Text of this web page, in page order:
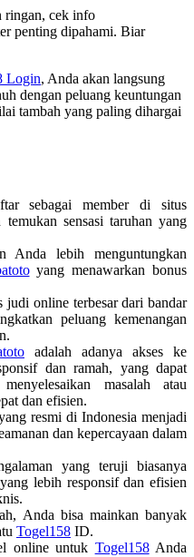
ringan, cek info
penting dipahami. Biar
Login, Anda akan langsung
dengan peluang keuntungan
tambah yang paling dihargai
sebagai member di situs
temukan sensasi taruhan yang
Anda lebih menguntungkan
yang menawarkan bonus
judi online terbesar dari bandar
peluang kemenangan
adalah adanya akses ke
dan ramah, yang dapat
masalah atau
dan efisien.
resmi di Indonesia menjadi
dan kepercayaan dalam
yang teruji biasanya
lebih responsif dan efisien
Anda bisa mainkan banyak
Togel158 ID.
online untuk Togel158Anda